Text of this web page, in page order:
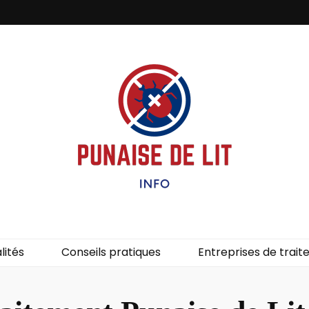
Conseils pratiques Entreprises de